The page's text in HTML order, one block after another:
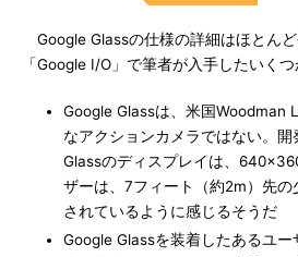
Google Glassの仕様の詳細はほとんど
「Google I/O」で筆者が入手したいく
Google Glassは、米国Woodman
なアクションカメラではない。
Glassのディスプレイは、
ザーは、7フィート（約2m）先
されているように感じるそうだ
Google Glassを装着したあるユ